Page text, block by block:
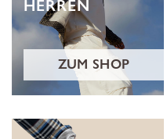
HERREN
ZUM SHOP